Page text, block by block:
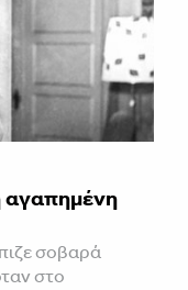
αγαπημένη
σοβαρά
στο